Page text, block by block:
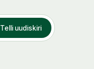
Telli uudiskiri